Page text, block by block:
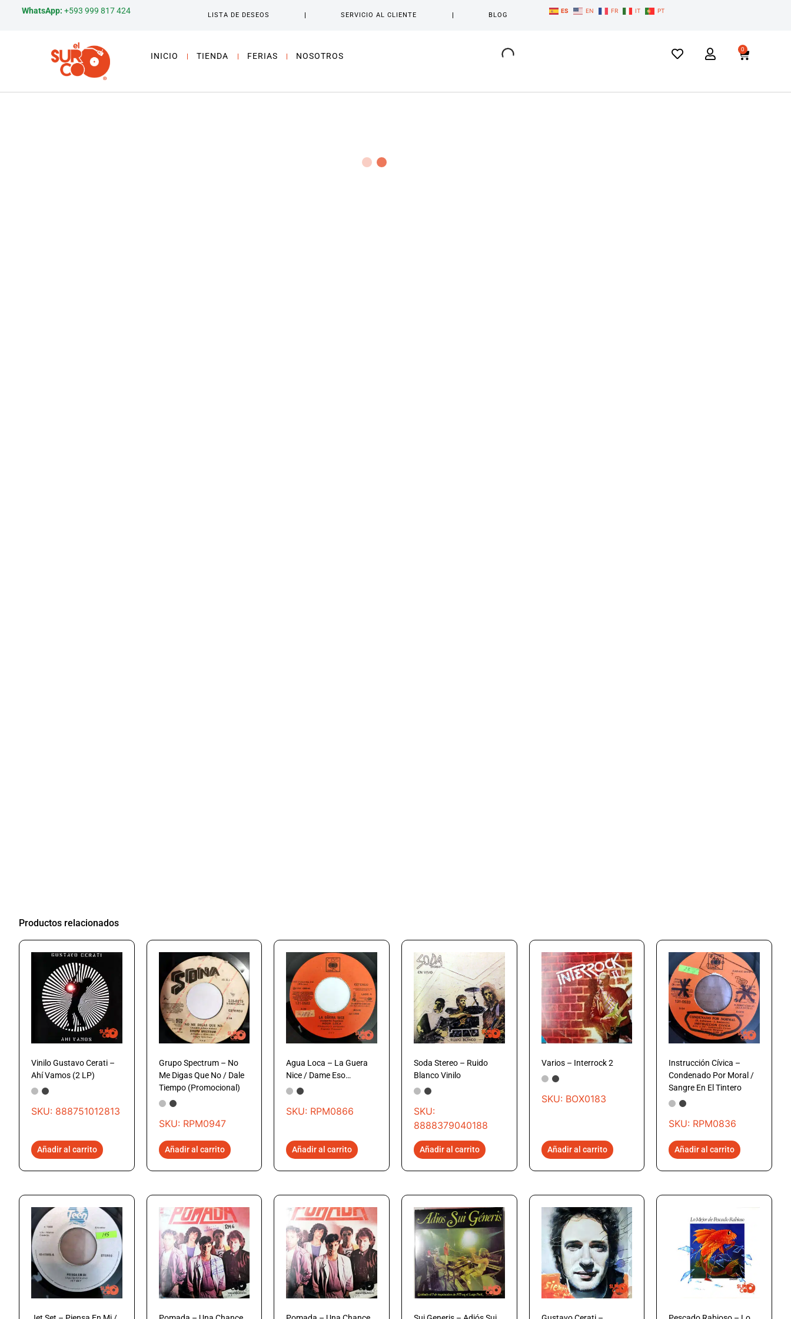
WhatsApp: +593 999 817 424 LISTA DE DESEOS SERVICIO AL CLIENTE BLOG
ES EN FR IT PT
INICIO TIENDA FERIAS NOSOTROS
0
Productos relacionados
Vinilo Gustavo Cerati –
Ahí Vamos (2 LP)
SKU: 888751012813
Añadir al carrito
Grupo Spectrum – No
Me Digas Que No / Dale
Tiempo (Promocional)
SKU: RPM0947
Añadir al carrito
Agua Loca – La Guera
Nice / Dame Eso…
SKU: RPM0866
Añadir al carrito
Soda Stereo – Ruido
Blanco Vinilo
SKU:
8888379040188
Añadir al carrito
Varios – Interrock 2
SKU: BOX0183
Añadir al carrito
Instrucción Cívica –
Condenado Por Moral /
Sangre En El Tintero
SKU: RPM0836
Añadir al carrito